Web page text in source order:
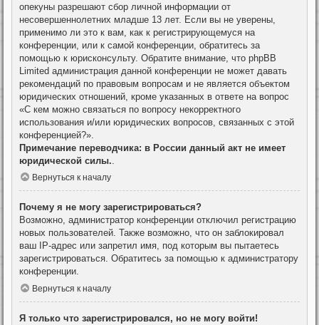
опекуны разрешают сбор личной информации от
несовершеннолетних младше 13 лет. Если вы не уверены,
применимо ли это к вам, как к регистрирующемуся на
конференции, или к самой конференции, обратитесь за
помощью к юрисконсульту. Обратите внимание, что phpBB
Limited администрация данной конференции не может давать
рекомендаций по правовым вопросам и не является объектом
юридических отношений, кроме указанных в ответе на вопрос
«С кем можно связаться по вопросу некорректного
использования и/или юридических вопросов, связанных с этой
конференцией?».
Примечание переводчика: в России данный акт не имеет
юридической силы.
Вернуться к началу
Почему я не могу зарегистрироваться?
Возможно, администратор конференции отключил регистрацию
новых пользователей. Также возможно, что он заблокировал
ваш IP-адрес или запретил имя, под которым вы пытаетесь
зарегистрироваться. Обратитесь за помощью к администратору
конференции.
Вернуться к началу
Я только что зарегистрировался, но не могу войти!